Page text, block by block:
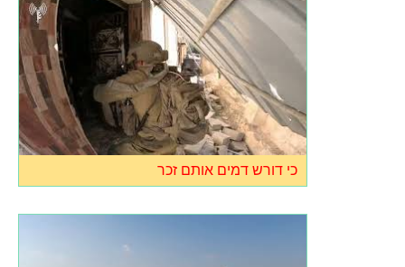
כי דורש דמים אותם זכר